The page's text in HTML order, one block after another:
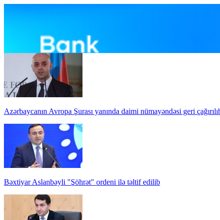
Azərbaycanın Avropa Şurası yanında daimi nümayəndəsi geri
Bəxtiyar Aslanbəyli "Şöhrət" ordeni ilə təltif edilib